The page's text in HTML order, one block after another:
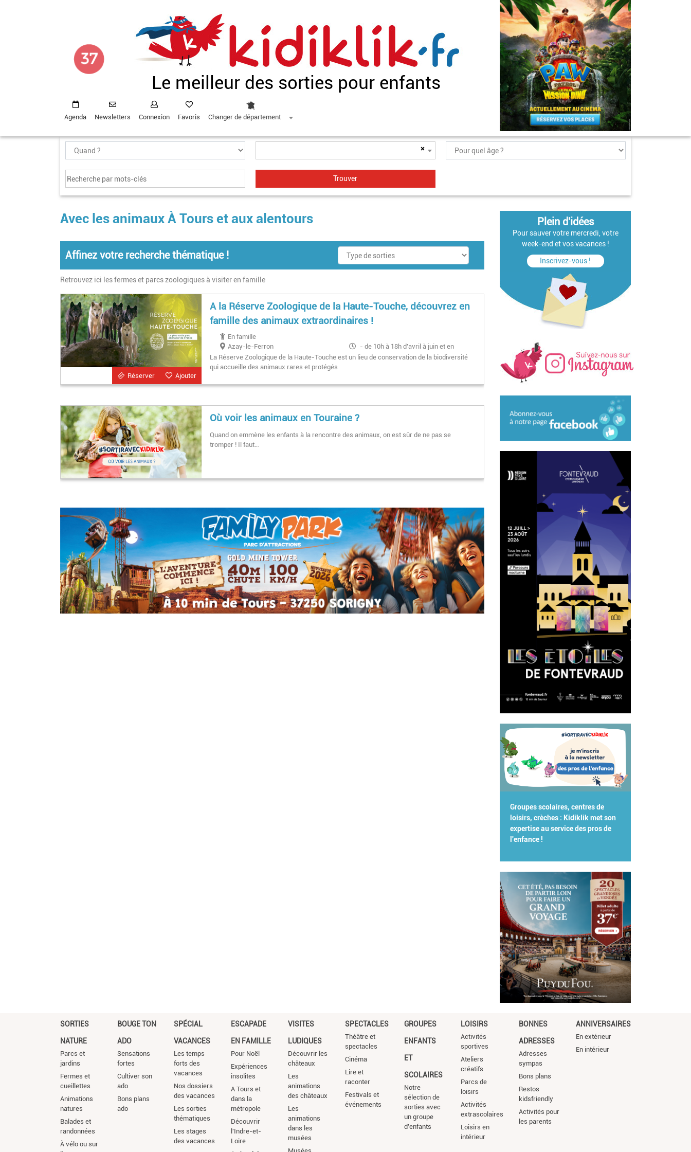
Le meilleur des sorties pour enfants
Agenda Newsletters Connexion Favoris Changer de département
×
Avec les animaux À Tours et aux alentours
Affinez votre recherche thématique !
Retrouvez ici les fermes et parcs zoologiques à visiter en famille
Ajouter
Réserver
A la Réserve Zoologique de la Haute-Touche, découvrez en
famille des animaux extraordinaires !
En famille
Azay-le-Ferron
- de 10h à 18h d'avril à juin et en
septembre,
ends, jours fériés d'octobre au 11
vacances de la Toussaint
La Réserve Zoologique de la Haute-Touche est un lieu de conservation de la biodiversité
qui accueille des animaux rares et protégés
Où voir les animaux en Touraine ?
Quand on emmène les enfants à la rencontre des animaux, on est sûr de ne pas se
tromper ! Il faut…
Plein d'idées
Pour sauver votre mercredi, votre
week-end et vos vacances !
Inscrivez-vous !
Groupes scolaires, centres de
loisirs, crèches : Kidiklik met son
expertise au service des pros de
l'enfance !
SORTIES
NATURE
Parcs et
jardins
Fermes et
cueillettes
Animations
natures
Balades et
randonnées
À vélo ou sur
BOUGE TON
ADO
Sensations
fortes
Cultiver son
ado
Bons plans
ado
SPÉCIAL
VACANCES
Les temps
forts des
vacances
Nos dossiers
des vacances
Les sorties
thématiques
Les stages
des vacances
ESCAPADE
EN FAMILLE
Pour Noël
Expériences
insolites
A Tours et
dans la
métropole
Découvrir
l'Indre-et-
Loire
VISITES
LUDIQUES
Découvrir les
châteaux
Les
animations
des châteaux
Les
animations
dans les
musées
SPECTACLES
Théâtre et
spectacles
Cinéma
Lire et
raconter
Festivals et
événements
GROUPES
ENFANTS
ET
SCOLAIRES
Notre
sélection de
sorties avec
un groupe
d'enfants
LOISIRS
Activités
sportives
Ateliers
créatifs
Parcs de
loisirs
Activités
extrascolaires
Loisirs en
intérieur
BONNES
ADRESSES
Adresses
sympas
Bons plans
Restos
kidsfriendly
Activités pour
les parents
ANNIVERSAIRES
En extérieur
En intérieur